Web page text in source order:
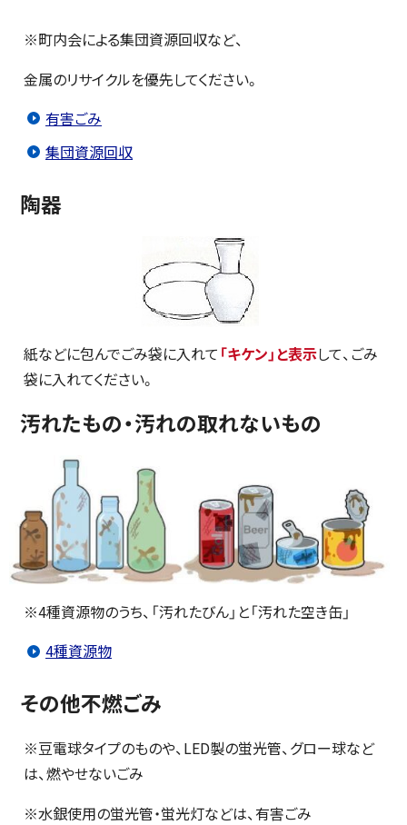
※町内会による集団資源回収など、
金属のリサイクルを優先してください。
有害ごみ
集団資源回収
陶器
紙などに包んでごみ袋に入れて 「キケン」と表示して、ごみ
袋に入れてください。
汚れたもの・汚れの取れないもの
※4種資源物のうち、「汚れたびん」と「汚れた空き缶」
4種資源物
その他不燃ごみ
※豆電球タイプのものや、LED製の蛍光管、グロー球など
は、燃やせないごみ
※水銀使用の蛍光管・蛍光灯などは、有害ごみ